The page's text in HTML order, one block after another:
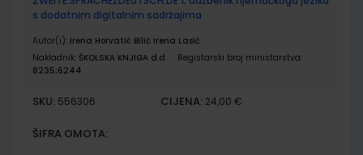
s dodatnim digitalnim sadržajima
Autor(i): Irena Horvatić Bilić Irena Lasić
Nakladnik: ŠKOLSKA KNJIGA d.d.
Registarski broj ministarstva:
8235;6244
SKU: 556306 CIJENA: 24,00 €
ŠIFRA OMOTA: